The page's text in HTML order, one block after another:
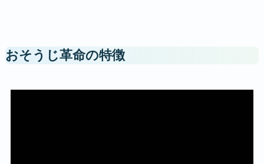
おそうじ革命の特徴